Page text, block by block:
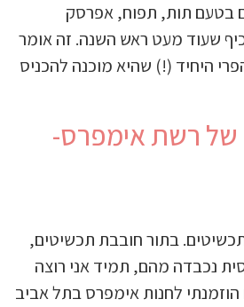
בטעם תות, תפוח, אפרסק
כיף שעוד מעט ראש השנה. זה אומר
היחיד (!) שהיא מוכנה להכניס
של רשת אימפרס-
בתור חובבת תכשיטים,
נכבדה מהם, תמיד אני רוצה
לחנות אימפרס בתל אביב